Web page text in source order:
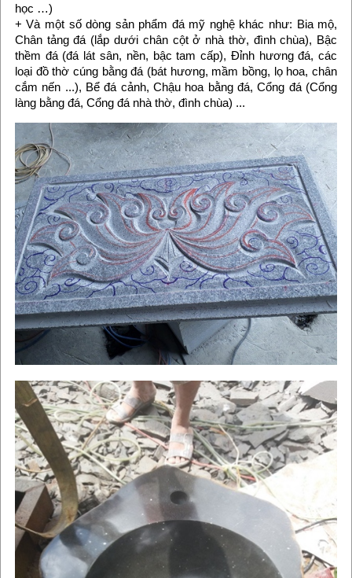
học …)
+ Và một số dòng sản phẩm đá mỹ nghệ khác như: Bia mộ,
Chân tảng đá (lắp dưới chân cột ở nhà thờ, đình chùa), Bậc
thềm đá (đá lát sân, nền, bậc tam cấp), Đỉnh hương đá, các
loại đồ thờ cúng bằng đá (bát hương, mầm bồng, lọ hoa, chân
cắm nến ...), Bể đá cảnh, Chậu hoa bằng đá, Cổng đá (Cổng
làng bằng đá, Cổng đá nhà thờ, đình chùa) ...